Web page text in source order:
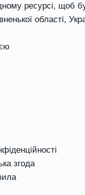
ресурсі, щоб
області,
згода